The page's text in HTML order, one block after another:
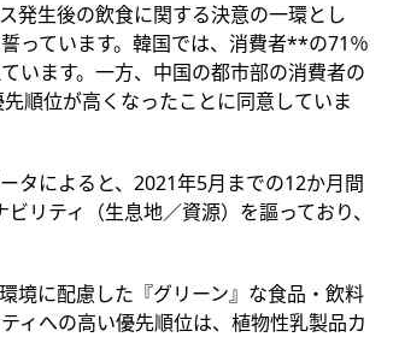
発生後の飲食に関する決意の一環とし
っています。韓国では、消費者**の71％
います。一方、中国の都市部の消費者の
順位が高くなったことに同意していま
タによると、2021年5月までの12か月間
リティ（生息地／資源）を謳っており、
境に配慮した『グリーン』な食品・飲料
ィへの高い優先順位は、植物性乳製品カ